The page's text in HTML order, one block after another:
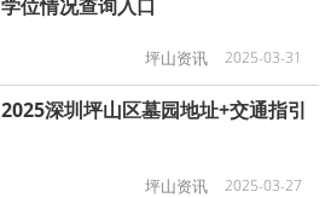
学位情况查询入口
坪山资讯 2025-03-31
2025深圳坪山区墓园地址+交通指引
坪山资讯 2025-03-27